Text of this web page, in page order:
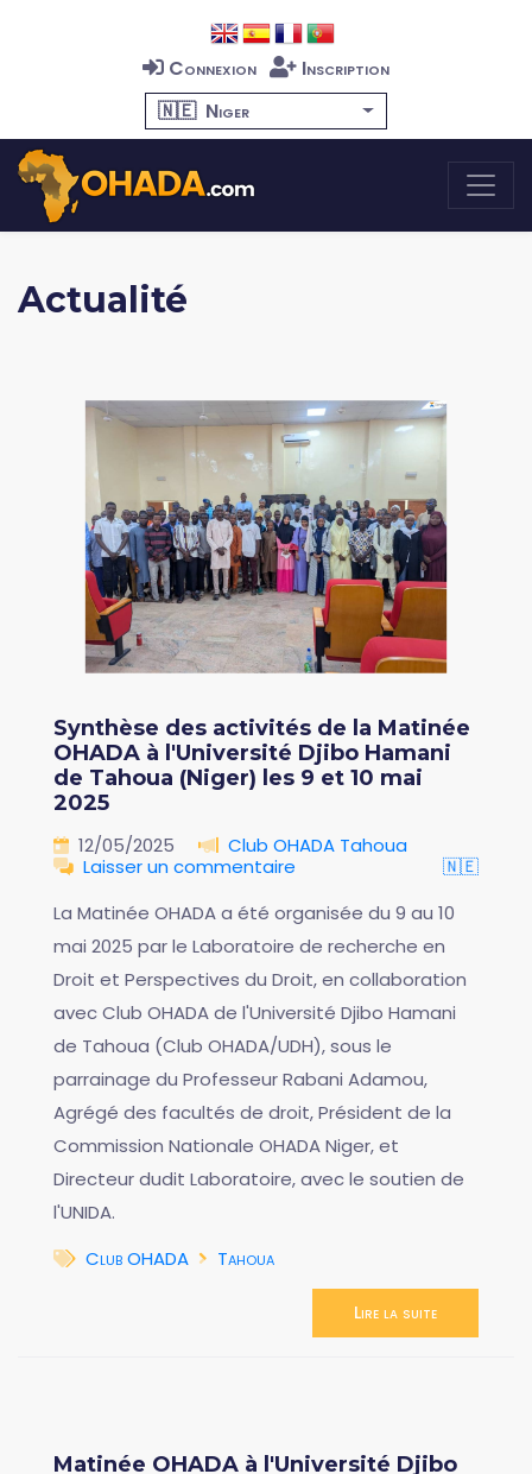
Connexion
Inscription
🇳🇪 Niger
Actualité
Synthèse des activités de la Matinée
OHADA à l'Université Djibo Hamani
de Tahoua (Niger) les 9 et 10 mai
2025
12/05/2025
Club OHADA Tahoua
Laisser un commentaire
🇳🇪
La Matinée OHADA a été organisée du 9 au 10
mai 2025 par le Laboratoire de recherche en
Droit et Perspectives du Droit, en collaboration
avec Club OHADA de l'Université Djibo Hamani
de Tahoua (Club OHADA/UDH), sous le
parrainage du Professeur Rabani Adamou,
Agrégé des facultés de droit, Président de la
Commission Nationale OHADA Niger, et
Directeur dudit Laboratoire, avec le soutien de
l'UNIDA.
Club OHADA
Tahoua
Lire la suite
Matinée OHADA à l'Université Djibo